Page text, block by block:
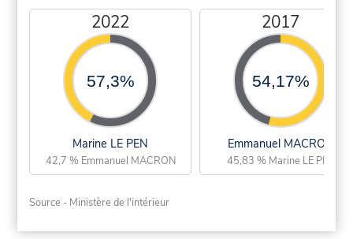
2022
57,3%
Marine LE PEN
42,7 % Emmanuel MACRON
2017
54,17%
Emmanuel MACRON
45,83 % Marine LE PEN
Source - Ministère de l'intérieur